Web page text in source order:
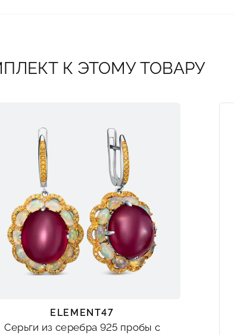
К ЭТОМУ ТОВАРУ
ELEMENT47
Серьги из серебра 925 пробы с